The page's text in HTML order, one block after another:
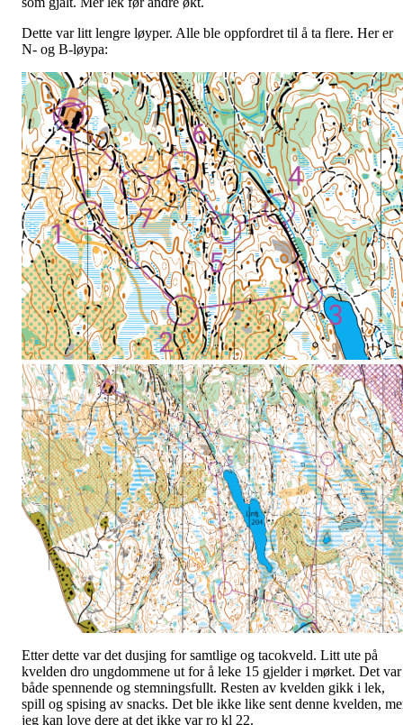
Dette var litt lengre løyper. Alle ble oppfordret til å ta flere. Her er
N- og B-løypa:
Etter dette var det dusjing for samtlige og tacokveld. Litt ute på
kvelden dro ungdommene ut for å leke 15 gjelder i mørket. Det var
både spennende og stemningsfullt. Resten av kvelden gikk i lek,
spill og spising av snacks. Det ble ikke like sent denne kvelden,
jeg kan love dere at det ikke var ro kl 22.